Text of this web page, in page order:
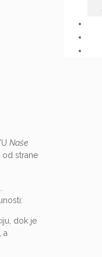
Naše
od strane
dok je
a